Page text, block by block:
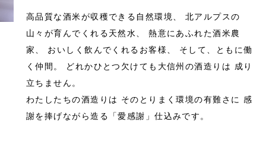
高品質な酒米が収穫できる自然環境、
北アルプスの
山々が育んでくれる天然水、
熱意にあふれた酒米農
家、
おいしく飲んでくれるお客様、
そして、ともに働
く仲間。
どれかひとつ欠けても大信州の酒造りは 成り
立ちません。
わたしたちの酒造りは そのとりまく環境の有難さに 感
謝を捧げながら造る「愛感謝」仕込みです。